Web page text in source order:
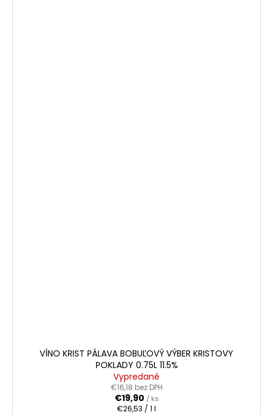
VÍNO KRIST PÁLAVA BOBUĽOVÝ VÝBER KRISTOVY
POKLADY 0.75L 11.5%
Vypredané
€16,18 bez DPH
€19,90 / ks
Jednotková
€26,53 / 1 l